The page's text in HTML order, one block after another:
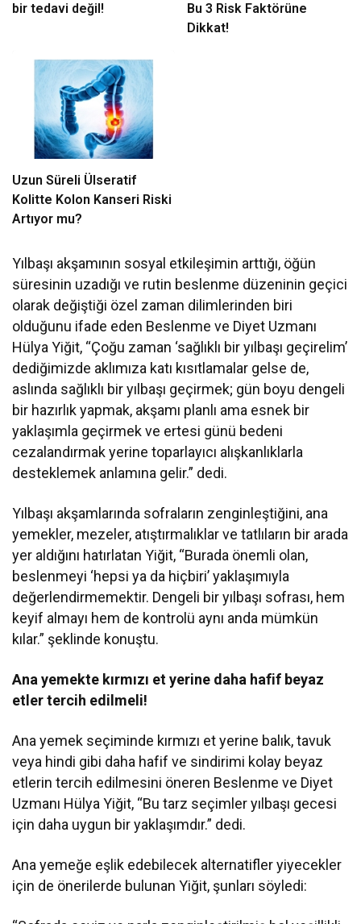
bir tedavi değil!
Bu 3 Risk Faktörüne
Dikkat!
Uzun Süreli Ülseratif
Kolitte Kolon Kanseri Riski
Artıyor mu?
Yılbaşı akşamının sosyal etkileşimin arttığı, öğün
süresinin uzadığı ve rutin beslenme düzeninin geçici
olarak değiştiği özel zaman dilimlerinden biri
olduğunu ifade eden Beslenme ve Diyet Uzmanı
Hülya Yiğit, “Çoğu zaman ‘sağlıklı bir yılbaşı geçirelim’
dediğimizde aklımıza katı kısıtlamalar gelse de,
aslında sağlıklı bir yılbaşı geçirmek; gün boyu dengeli
bir hazırlık yapmak, akşamı planlı ama esnek bir
yaklaşımla geçirmek ve ertesi günü bedeni
cezalandırmak yerine toparlayıcı alışkanlıklarla
desteklemek anlamına gelir.” dedi.
Yılbaşı akşamlarında sofraların zenginleştiğini, ana
yemekler, mezeler, atıştırmalıklar ve tatlıların bir arada
yer aldığını hatırlatan Yiğit, “Burada önemli olan,
beslenmeyi ‘hepsi ya da hiçbiri’ yaklaşımıyla
değerlendirmemektir. Dengeli bir yılbaşı sofrası, hem
keyif almayı hem de kontrolü aynı anda mümkün
kılar.” şeklinde konuştu.
Ana yemekte kırmızı et yerine daha hafif beyaz
etler tercih edilmeli!
Ana yemek seçiminde kırmızı et yerine balık, tavuk
veya hindi gibi daha hafif ve sindirimi kolay beyaz
etlerin tercih edilmesini öneren Beslenme ve Diyet
Uzmanı Hülya Yiğit, “Bu tarz seçimler yılbaşı gecesi
için daha uygun bir yaklaşımdır.” dedi.
Ana yemeğe eşlik edebilecek alternatifler yiyecekler
için de önerilerde bulunan Yiğit, şunları söyledi: